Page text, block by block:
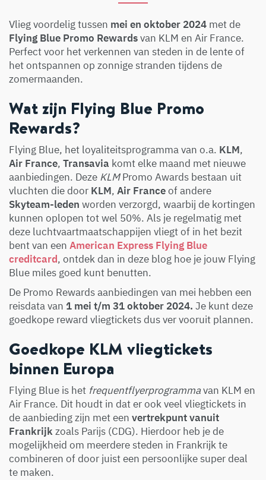
Vlieg voordelig tussen mei en oktober 2024 met de
Flying Blue Promo Rewardsvan KLM en Air France.
Perfect voor het verkennen van steden in de lente of
het ontspannen op zonnige stranden tijdens de
zomermaanden.
Wat zijn Flying Blue Promo
Rewards?
Flying Blue, het loyaliteitsprogramma van o.a. KLM,
Air France, Transavia komt elke maand met nieuwe
aanbiedingen. Deze KLMPromo Awards bestaan uit
vluchten die door KLM, Air Franceof andere
Skyteam-leden worden verzorgd, waarbij de kortingen
kunnen oplopen tot wel 50%. Als je regelmatig met
deze luchtvaartmaatschappijen vliegt of in het bezit
bent van een American Express Flying Blue
creditcard, ontdek dan in deze blog hoe je jouw Flying
Blue miles goed kunt benutten.
De Promo Rewards aanbiedingen van mei hebben een
reisdata van 1 mei t/m 31 oktober 2024. Je kunt deze
goedkope reward vliegtickets dus ver vooruit plannen.
Goedkope KLM vliegtickets
binnen Europa
Flying Blue is het frequentflyerprogrammavan KLM en
Air France. Dit houdt in dat er ook veel vliegtickets in
de aanbieding zijn met een vertrekpunt vanuit
Frankrijkzoals Parijs (CDG). Hierdoor heb je de
mogelijkheid om meerdere steden in Frankrijk te
combineren of door juist een persoonlijke super deal
te maken.